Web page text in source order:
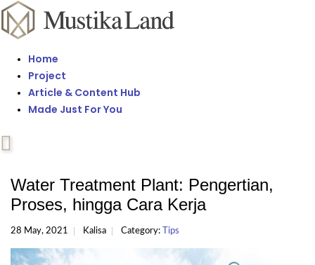
Home
Project
Article & Content Hub
Made Just For You
Water Treatment Plant: Pengertian,
Proses, hingga Cara Kerja
28 May, 2021 Kalisa Category: Tips